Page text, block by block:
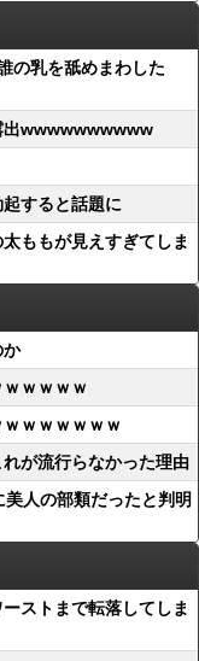
の乳を舐めまわした
出wwwwwwwwww
すると話題に
ももが見えすぎてしま
か
ｗｗｗｗ
ｗｗｗｗｗｗ
が流行らなかった理由
人の部類だったと判明
ストまで転落してしま